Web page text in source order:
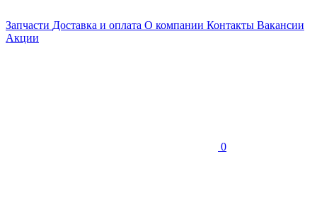
Запчасти Доставка и оплата О компании Контакты Вакансии
Акции
0